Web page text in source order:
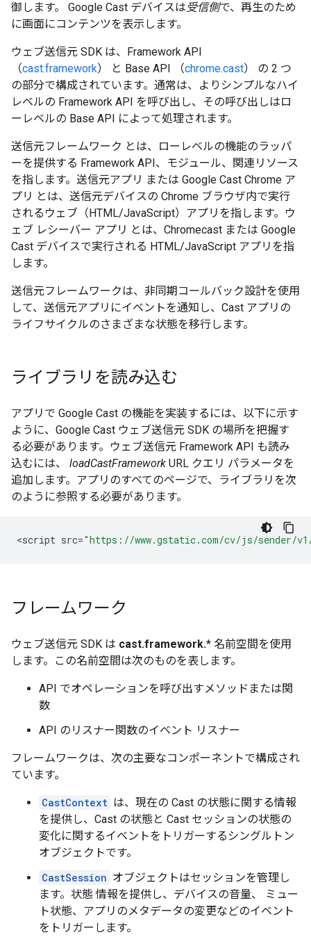
御します。 Google Cast デバイスは受信側で、再生のため
に画面にコンテンツを表示します。
ウェブ送信元 SDK は、Framework API
（cast.framework） と Base API （chrome.cast） の 2 つ
の部分で構成されています。通常は、よりシンプルなハイ
レベルの Framework API を呼び出し、その呼び出しはロ
ーレベルの Base API によって処理されます。
送信元フレームワーク とは、ローレベルの機能のラッパ
ーを提供する Framework API、モジュール、関連リソース
を指します。送信元アプリ または Google Cast Chrome ア
プリ とは、送信元デバイスの Chrome ブラウザ内で実行
されるウェブ（HTML/JavaScript）アプリを指します。ウ
ェブ レシーバー アプリ とは、Chromecast または Google
Cast デバイスで実行される HTML/JavaScript アプリを指
します。
送信元フレームワークは、非同期コールバック設計を使用
して、送信元アプリにイベントを通知し、Cast アプリの
ライフサイクルのさまざまな状態を移行します。
ライブラリを読み込む
アプリで Google Cast の機能を実装するには、以下に示す
ように、Google Cast ウェブ送信元 SDK の場所を把握す
る必要があります。ウェブ送信元 Framework API も読み
込むには、 loadCastFramework URL クエリ パラメータを
追加します。アプリのすべてのページで、ライブラリを次
のように参照する必要があります。
<script src="https://www.gstatic.com/cv/js/sender/v1/
フレームワーク
ウェブ送信元 SDK は cast.framework.* 名前空間を使用
します。この名前空間は次のものを表します。
API でオペレーションを呼び出すメソッドまたは関
数
API のリスナー関数のイベント リスナー
フレームワークは、次の主要なコンポーネントで構成され
ています。
CastContext は、現在の Cast の状態に関する情報
を提供し、Cast の状態と Cast セッションの状態の
変化に関するイベントをトリガーするシングルトン
オブジェクトです。
CastSession オブジェクトはセッションを管理し
ます。状態 情報を提供し、デバイスの音量、 ミュー
ト状態、アプリのメタデータの変更などのイベント
をトリガーします。